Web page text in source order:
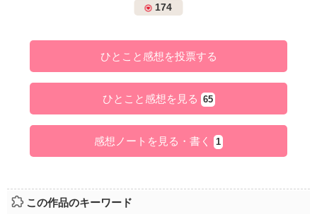
174
ひとこと感想を投票する
ひとこと感想を見る 65
感想ノートを見る・書く 1
この作品のキーワード